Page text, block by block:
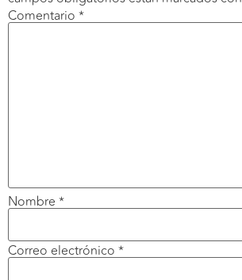
Comentario *
Nombre *
Correo electrónico *